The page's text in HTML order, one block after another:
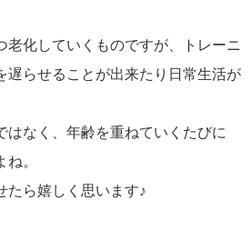
化していくものですが、トレーニ
遅らせることが出来たり日常生活が
なく、年齢を重ねていくたびに
。
たら嬉しく思います♪